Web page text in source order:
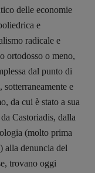
delle economie
e
radicale e
ortodosso o meno,
dal punto di
e
da cui è stato a sua
Castoriadis, dalla
(molto prima
alla denuncia del
trovano oggi